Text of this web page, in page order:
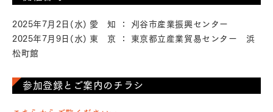
2025年7月2日(水) 愛 知 ： 刈谷市産業振興センター
2025年7月9日(水) 東 京 ： 東京都立産業貿易センター 浜
松町館
参加登録とご案内のチラシ